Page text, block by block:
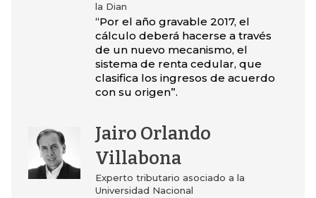
la Dian
“Por el año gravable 2017, el
cálculo deberá hacerse a través
de un nuevo mecanismo, el
sistema de renta cedular, que
clasifica los ingresos de acuerdo
con su origen”.
Jairo Orlando
Villabona
Experto tributario asociado a la
Universidad Nacional